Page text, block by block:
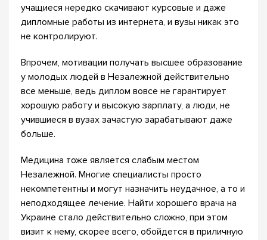
учащиеся нередко скачивают курсовые и даже
дипломные работы из интернета, и вузы никак это
не контролируют.
Впрочем, мотивации получать высшее образование
у молодых людей в Незалежной действительно
все меньше, ведь диплом вовсе не гарантирует
хорошую работу и высокую зарплату, а люди, не
учившиеся в вузах зачастую зарабатывают даже
больше.
Медицина тоже является слабым местом
Незалежной. Многие специалисты просто
некомпетентны и могут назначить неудачное, а то и
неподходящее лечение. Найти хорошего врача на
Украине стало действительно сложно, при этом
визит к нему, скорее всего, обойдется в приличную